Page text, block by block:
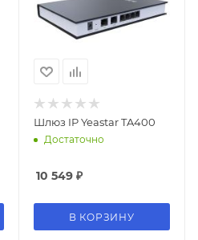
Шлюз IP Yeastar TA400
Достаточно
10 549₽
В КОРЗИНУ